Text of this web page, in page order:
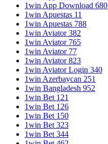
1win App Download 680
1win Apuestas 11
1win Apuestas 788
1win Aviator 382
1win Aviator 765
1win Aviator 77
1win Aviator 823
1win Aviator Login 340
1win Azerbaycan 251
1win Bangladesh 952
1win Bet 121
1win Bet 126
1win Bet 150
1win Bet 323
1win Bet 344